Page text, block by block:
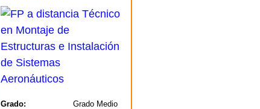
Grado:
Grado Medio